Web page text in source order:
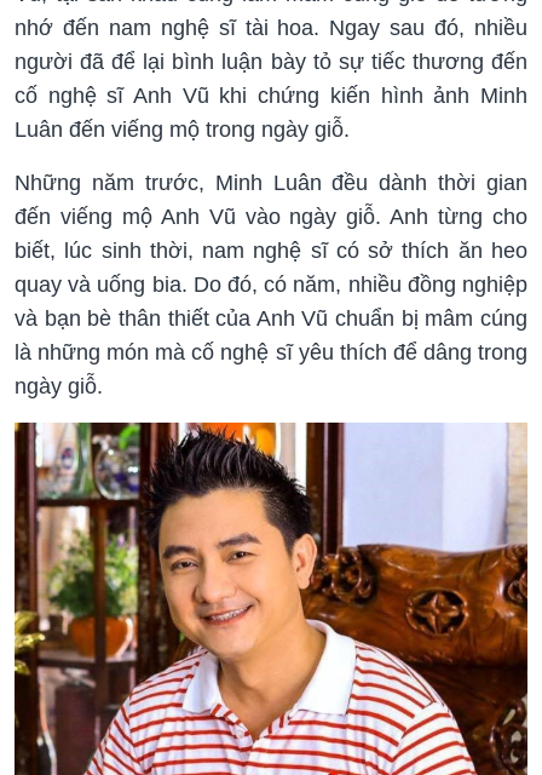
nhớ đến nam nghệ sĩ tài hoa. Ngay sau đó, nhiều
người đã để lại bình luận bày tỏ sự tiếc thương đến
cố nghệ sĩ Anh Vũ khi chứng kiến hình ảnh Minh
Luân đến viếng mộ trong ngày giỗ.
Những năm trước, Minh Luân đều dành thời gian
đến viếng mộ Anh Vũ vào ngày giỗ. Anh từng cho
biết, lúc sinh thời, nam nghệ sĩ có sở thích ăn heo
quay và uống bia. Do đó, có năm, nhiều đồng nghiệp
và bạn bè thân thiết của Anh Vũ chuẩn bị mâm cúng
là những món mà cố nghệ sĩ yêu thích để dâng trong
ngày giỗ.